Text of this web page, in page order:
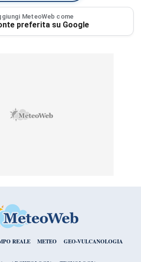
MeteoWeb come
preferita su Google
REALE METEO GEO-VULCANOLOGIA